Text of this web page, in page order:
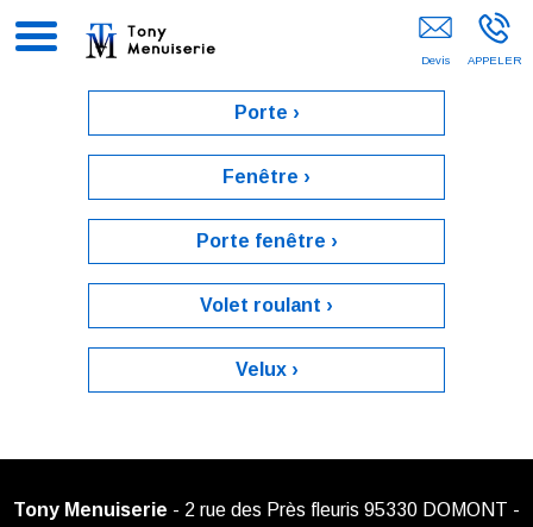
Porte ›
Fenêtre ›
Porte fenêtre ›
Volet roulant ›
Velux ›
Tony Menuiserie - 2 rue des Près fleuris 95330 DOMONT -